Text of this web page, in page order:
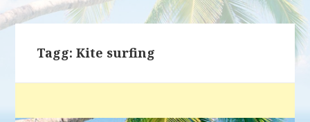
Tagg: Kite surfing